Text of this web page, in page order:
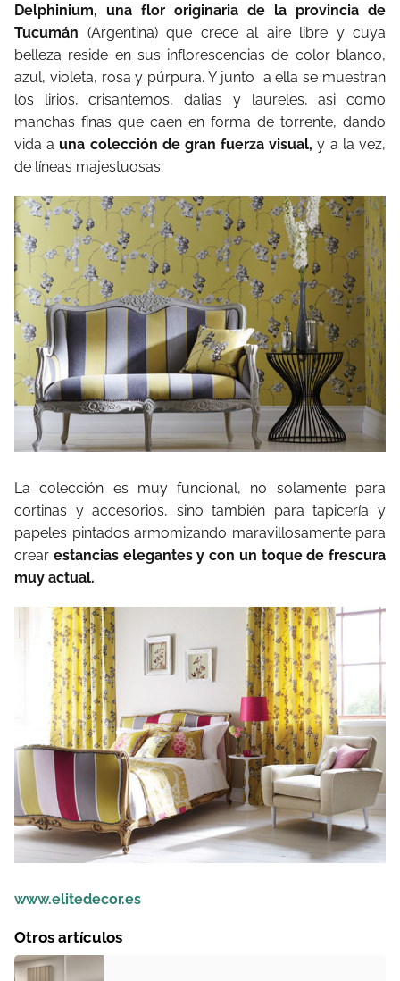
Delphinium, una flor originaria de la provincia de
Tucumán (Argentina) que crece al aire libre y cuya
belleza reside en sus inflorescencias de color blanco,
azul, violeta, rosa y púrpura. Y junto a ella se muestran
los lirios, crisantemos, dalias y laureles, asi como
manchas finas que caen en forma de torrente, dando
vida a una colección de gran fuerza visual, y a la vez,
de líneas majestuosas.
La colección es muy funcional, no solamente para
cortinas y accesorios, sino también para tapicería y
papeles pintados armomizando maravillosamente para
crear estancias elegantes y con un toque de frescura
muy actual.
www.elitedecor.es
Otros artículos